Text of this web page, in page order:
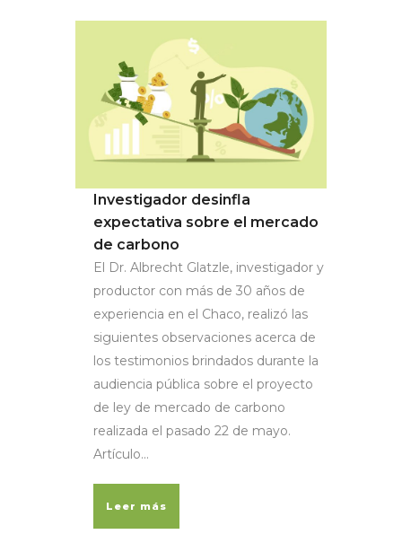
Investigador desinfla
expectativa sobre el mercado
de carbono
El Dr. Albrecht Glatzle, investigador y
productor con más de 30 años de
experiencia en el Chaco, realizó las
siguientes observaciones acerca de
los testimonios brindados durante la
audiencia pública sobre el proyecto
de ley de mercado de carbono
realizada el pasado 22 de mayo.
Artículo...
Leer más